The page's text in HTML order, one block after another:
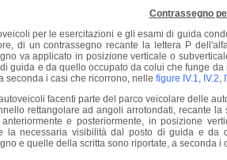
Contrassegno
per le esercitazioni e gli esami di guida
di un contrassegno recante la lettera P
va applicato in posizione verticale o
guida e da quello occupato da colui che funge
seconda i casi che ricorrono, nelle figure IV.1, IV.2,
facenti parte del parco veicolare delle
rettangolare ad angoli arrotondati, recante
anteriormente e posteriormente, in posizione
la necessaria visibilità dal posto di guida e da
e quelle della scritta sono riportate, a seconda i